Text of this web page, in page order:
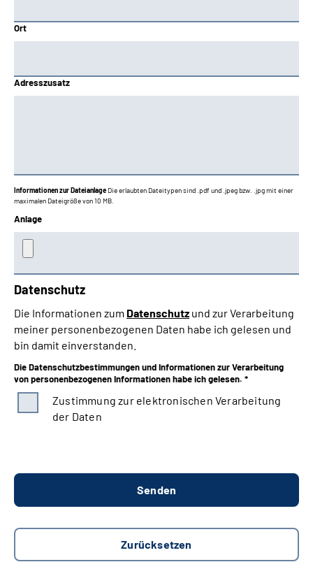
Ort
Adresszusatz
Informationen zur Dateianlage Die erlaubten Dateitypen sind .pdf und .jpeg bzw. .jpg mit einer
maximalen Dateigröße von 10 MB.
Anlage
Datenschutz
Die Informationen zum Datenschutz und zur Verarbeitung
meiner personenbezogenen Daten habe ich gelesen und
bin damit einverstanden.
Die Datenschutzbestimmungen und Informationen zur Verarbeitung
von personenbezogenen Informationen habe ich gelesen. *
Zustimmung zur elektronischen Verarbeitung
der Daten